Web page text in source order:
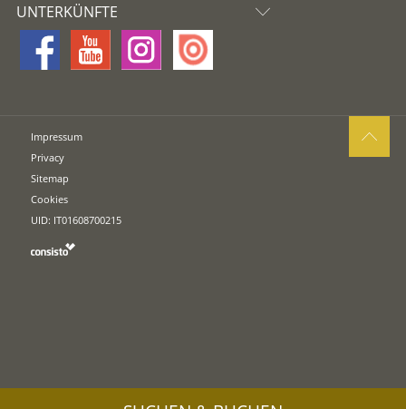
UNTERKÜNFTE
Impressum
Privacy
Sitemap
Cookies
UID: IT01608700215